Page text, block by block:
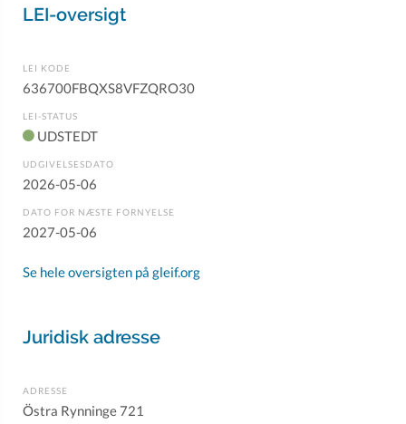
LEI-oversigt
LEI KODE
636700FBQXS8VFZQRO30
LEI-STATUS
UDSTEDT
UDGIVELSESDATO
2026-05-06
DATO FOR NÆSTE FORNYELSE
2027-05-06
Se hele oversigten på gleif.org
Juridisk adresse
ADRESSE
Östra Rynninge 721